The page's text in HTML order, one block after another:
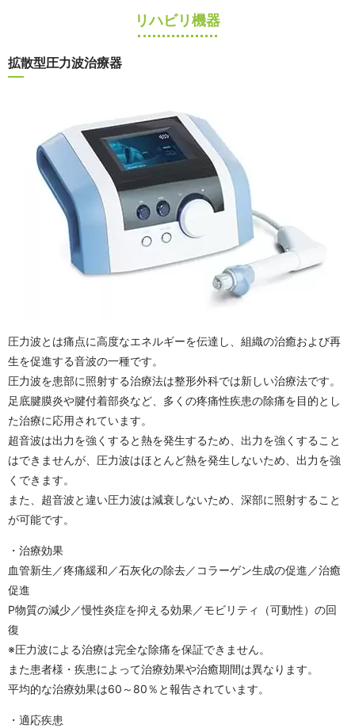
リハビリ機器
拡散型圧力波治療器
圧力波とは痛点に高度なエネルギーを伝達し、組織の治癒および再
生を促進する音波の一種です。
圧力波を患部に照射する治療法は整形外科では新しい治療法です。
足底腱膜炎や腱付着部炎など、多くの疼痛性疾患の除痛を目的とし
た治療に応用されています。
超音波は出力を強くすると熱を発生するため、出力を強くすること
はできませんが、圧力波はほとんど熱を発生しないため、出力を強
くできます。
また、超音波と違い圧力波は減衰しないため、深部に照射すること
が可能です。
・治療効果
血管新生／疼痛緩和／石灰化の除去／コラーゲン生成の促進／治癒
促進
P物質の減少／慢性炎症を抑える効果／モビリティ（可動性）の回
復
※圧力波による治療は完全な除痛を保証できません。
また患者様・疾患によって治療効果や治癒期間は異なります。
平均的な治療効果は60～80％と報告されています。
・適応疾患